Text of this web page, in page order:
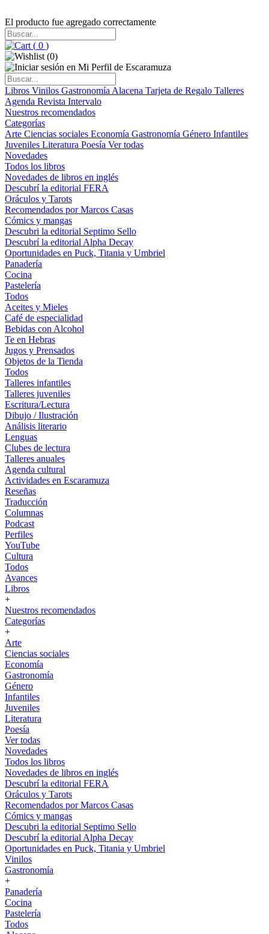
El producto fue agregado correctamente
( 0 )
(0)
Libros Vinilos Gastronomía Alacena Tarjeta de Regalo Talleres
Agenda Revista Intervalo
Nuestros recomendados
Categorías
Arte Ciencias sociales Economía Gastronomía Género Infantiles
Juveniles Literatura Poesía Ver todas
Novedades
Todos los libros
Novedades de libros en inglés
Descubrí la editorial FERA
Oráculos y Tarots
Recomendados por Marcos Casas
Cómics y mangas
Descubri la editorial Septimo Sello
Descubrí la editorial Alpha Decay
Oportunidades en Puck, Titania y Umbriel
Panadería
Cocina
Pastelería
Todos
Aceites y Mieles
Café de especialidad
Bebidas con Alcohol
Te en Hebras
Jugos y Prensados
Objetos de la Tienda
Todos
Talleres infantiles
Talleres juveniles
Escritura/Lectura
Dibujo / Ilustración
Análisis literario
Lenguas
Clubes de lectura
Talleres anuales
Agenda cultural
Actividades en Escaramuza
Reseñas
Traducción
Columnas
Podcast
Perfiles
YouTube
Cultura
Todos
Avances
Libros
+
Nuestros recomendados
Categorías
+
Arte
Ciencias sociales
Economía
Gastronomía
Género
Infantiles
Juveniles
Literatura
Poesía
Ver todas
Novedades
Todos los libros
Novedades de libros en inglés
Descubrí la editorial FERA
Oráculos y Tarots
Recomendados por Marcos Casas
Cómics y mangas
Descubri la editorial Septimo Sello
Descubrí la editorial Alpha Decay
Oportunidades en Puck, Titania y Umbriel
Vinilos
Gastronomía
+
Panadería
Cocina
Pastelería
Todos